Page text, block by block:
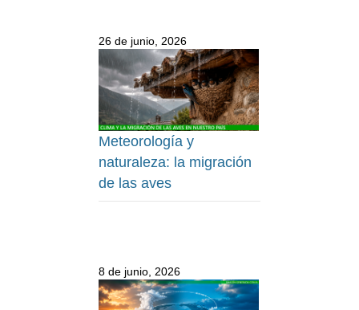
26 de junio, 2026
Meteorología y
naturaleza: la migración
de las aves
8 de junio, 2026